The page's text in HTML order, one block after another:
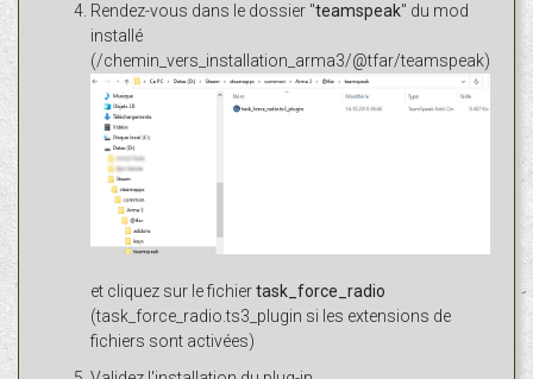
Rendez-vous dans le dossier "teamspeak" du mod
installé
(/chemin_vers_installation_arma3/@tfar/teamspeak)
et cliquez sur le fichiertask_force_radio
(task_force_radio.ts3_plugin si les extensions de
fichiers sont activées)